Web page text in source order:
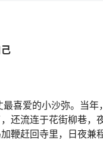
喜爱的小沙弥。当年
还流连于花街柳巷，
鞭赶回寺里，日夜兼